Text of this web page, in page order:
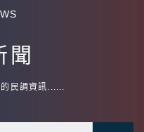
聞
民調資訊......